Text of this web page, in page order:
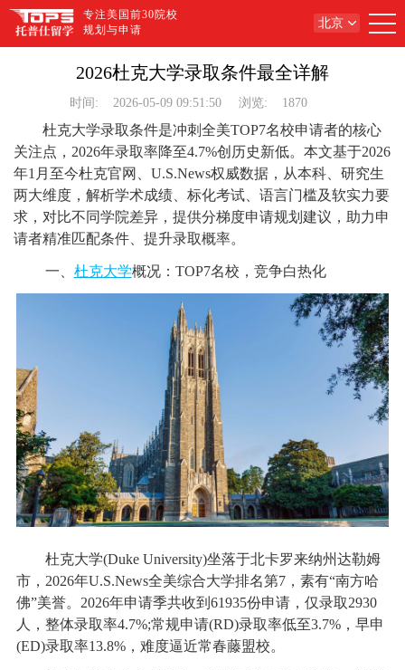
专注美国前30院校
规划与申请
北京
2026杜克大学录取条件最全详解
时间: 2026-05-09 09:51:50 浏览: 1870
杜克大学录取条件是冲刺全美TOP7名校申请者的核心
关注点，2026年录取率降至4.7%创历史新低。本文基于2026
年1月至今杜克官网、U.S.News权威数据，从本科、研究生
两大维度，解析学术成绩、标化考试、语言门槛及软实力要
求，对比不同学院差异，提供分梯度申请规划建议，助力申
请者精准匹配条件、提升录取概率。
一、 杜克大学概况：TOP7名校，竞争白热化
杜克大学(Duke University)坐落于北卡罗来纳州达勒姆
市，2026年U.S.News全美综合大学排名第7，素有“南方哈
佛”美誉。2026年申请季共收到61935份申请，仅录取2930
人，整体录取率4.7%;常规申请(RD)录取率低至3.7%，早申
(ED)录取率13.8%，难度逼近常春藤盟校。